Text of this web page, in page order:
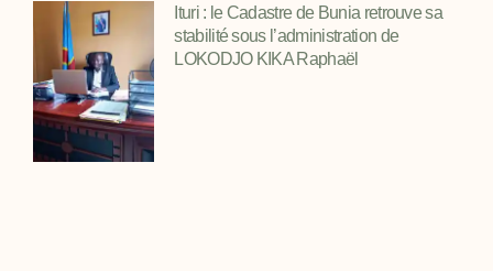
Ituri : le Cadastre de Bunia retrouve sa
stabilité sous l’administration de
LOKODJO KIKA Raphaël